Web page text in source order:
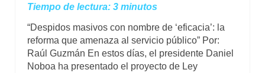
Tiempo de lectura: 3 minutos
“Despidos masivos con nombre de ‘eficacia’: la
reforma que amenaza al servicio público” Por:
Raúl Guzmán En estos días, el presidente Daniel
Noboa ha presentado el proyecto de Ley